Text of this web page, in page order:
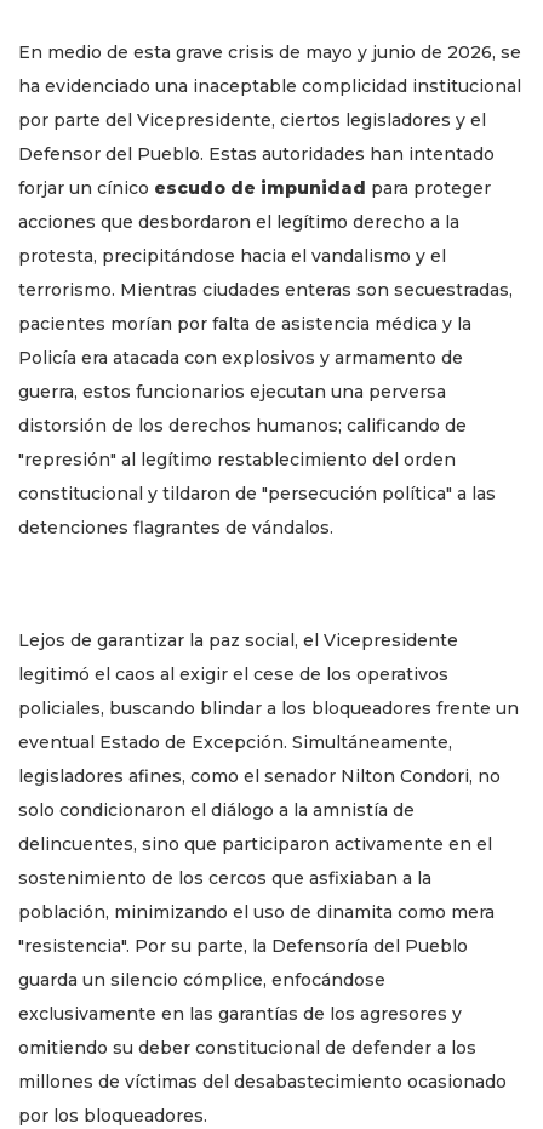
En medio de esta grave crisis de mayo y junio de 2026, se
ha evidenciado una inaceptable complicidad institucional
por parte del Vicepresidente, ciertos legisladores y el
Defensor del Pueblo. Estas autoridades han intentado
forjar un cínico escudo de impunidad para proteger
acciones que desbordaron el legítimo derecho a la
protesta, precipitándose hacia el vandalismo y el
terrorismo. Mientras ciudades enteras son secuestradas,
pacientes morían por falta de asistencia médica y la
Policía era atacada con explosivos y armamento de
guerra, estos funcionarios ejecutan una perversa
distorsión de los derechos humanos; calificando de
"represión" al legítimo restablecimiento del orden
constitucional y tildaron de "persecución política" a las
detenciones flagrantes de vándalos.
Lejos de garantizar la paz social, el Vicepresidente
legitimó el caos al exigir el cese de los operativos
policiales, buscando blindar a los bloqueadores frente un
eventual Estado de Excepción. Simultáneamente,
legisladores afines, como el senador Nilton Condori, no
solo condicionaron el diálogo a la amnistía de
delincuentes, sino que participaron activamente en el
sostenimiento de los cercos que asfixiaban a la
población, minimizando el uso de dinamita como mera
"resistencia". Por su parte, la Defensoría del Pueblo
guarda un silencio cómplice, enfocándose
exclusivamente en las garantías de los agresores y
omitiendo su deber constitucional de defender a los
millones de víctimas del desabastecimiento ocasionado
por los bloqueadores.